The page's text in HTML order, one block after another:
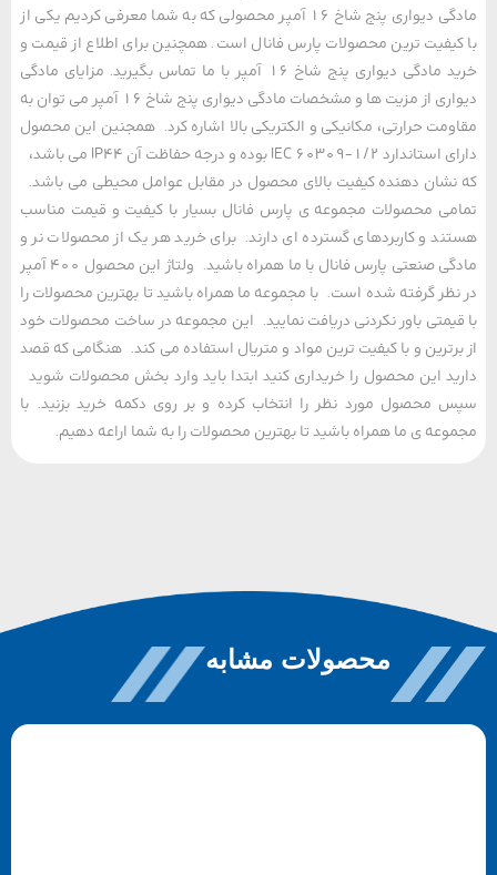
مادگی دیواری پنج شاخ 16 آمپر محصولی که به شما معرفی کردیم یکی از
ترین محصولات پارس فانال است. همچنین برای اطلاع از قیمت و
خرید مادگی دیواری پنج شاخ 16 آمپر با ما تماس بگیرید. مزایای مادگی
دیواری از مزیت ها و مشخصات مادگی دیواری پنج شاخ 16 آمپر می توان به
حرارتی، مکانیکی و الکتریکی بالا اشاره کرد. همجنین این محصول
دارای استاندارد IEC 60309-1/2 بوده و درجه حفاظت آن IP44 می باشد،
دهنده کیفیت بالای محصول در مقابل عوامل محیطی می باشد.
محصولات مجموعه ی پارس فانال بسیار با کیفیت و قیمت مناسب
و کاربردهای گسترده ای دارند. برای خرید هر یک از محصولات نر و
مادگی صنعتی پارس فانال با ما همراه باشید. ولتاژ این محصول 400 آمپر
گرفته شده است. با مجموعه ما همراه باشید تا بهترین محصولات را
باور نکردنی دریافت نمایید. این مجموعه در ساخت محصولات خود
و با کیفیت ترین مواد و متریال استفاده می کند. هنگامی که قصد
این محصول را خریداری کنید ابتدا باید وارد بخش محصولات شوید
محصول مورد نظر را انتخاب کرده و بر روی دکمه خرید بزنید. با
ی ما همراه باشید تا بهترین محصولات را به شما اراعه دهیم.
محصولات مشابه